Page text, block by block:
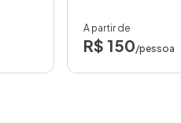
A partir de
R$ 150/pessoa